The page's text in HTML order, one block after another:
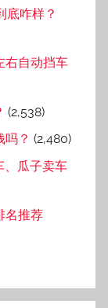
底咋样？
右自动挡车
(2,538)
？ (2,480)
、瓜子卖车
名推荐